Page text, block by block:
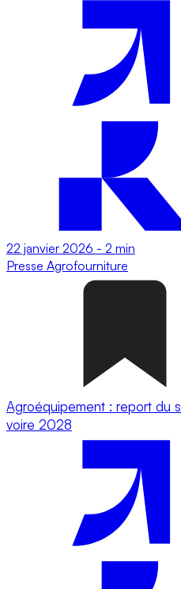
22 janvier 2026 - 2 min
Presse Agrofourniture
Agroéquipement : report du
voire 2028